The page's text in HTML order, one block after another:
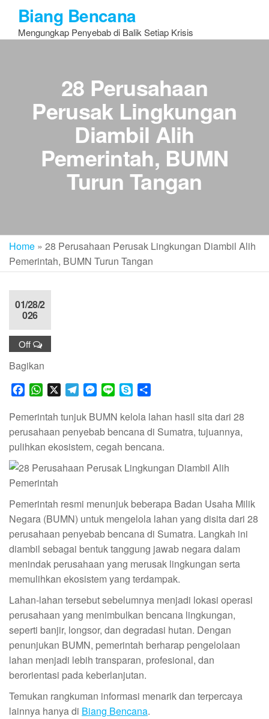
the
Biang Bencana
Mengungkap Penyebab di Balik Setiap Krisis
28 Perusahaan
Perusak Lingkungan
Diambil Alih
Pemerintah, BUMN
Turun Tangan
Home » 28 Perusahaan Perusak Lingkungan Diambil Alih
Pemerintah, BUMN Turun Tangan
01/28/2
026
Off
Bagikan
c
e
b
o
k
W
a
t
s
p
p
l
e
g
a
M
s
s
e
g
n
e
y
p
e
a
r
e
Pemerintah tunjuk BUMN kelola lahan hasil sita dari 28
perusahaan penyebab bencana di Sumatra, tujuannya,
pulihkan ekosistem, cegah bencana.
Pemerintah resmi menunjuk beberapa Badan Usaha Milik
Negara (BUMN) untuk mengelola lahan yang disita dari 28
perusahaan penyebab bencana di Sumatra. Langkah ini
diambil sebagai bentuk tanggung jawab negara dalam
menindak perusahaan yang merusak lingkungan serta
memulihkan ekosistem yang terdampak.
Lahan-lahan tersebut sebelumnya menjadi lokasi operasi
perusahaan yang menimbulkan bencana lingkungan,
seperti banjir, longsor, dan degradasi hutan. Dengan
penunjukan BUMN, pemerintah berharap pengelolaan
lahan menjadi lebih transparan, profesional, dan
berorientasi pada keberlanjutan.
Temukan rangkuman informasi menarik dan terpercaya
lainnya hanya di Biang Bencana.